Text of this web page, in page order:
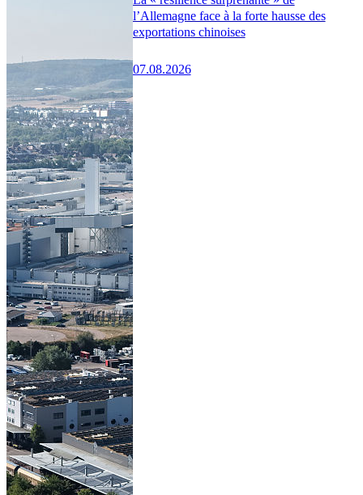
l’Allemagne face à la forte hausse des
exportations chinoises
07.08.2026